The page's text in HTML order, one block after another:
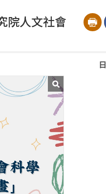
院人文社會